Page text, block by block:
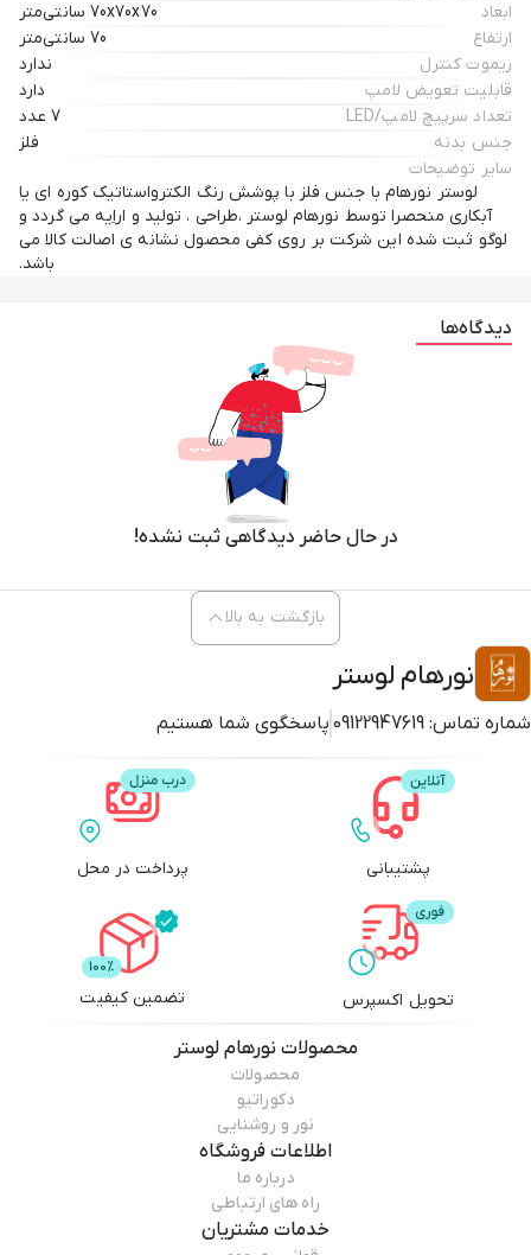
باشد
ابعاد
70x70x70 سانتی‌متر
ارتفاع
70 سانتی‌متر
ریموت کنترل
ندارد
قابلیت تعویض لامپ
دارد
تعداد سرپیچ لامپ/LED
7 عدد
جنس بدنه
فلز
سایر توضیحات
لوستر نورهام با جنس فلز با پوشش رنگ الکترواستاتیک کوره ای یا
آبکاری منحصرا توسط نورهام لوستر ،طراحی ، تولید و اراِیه می گردد و
لوگو ثبت شده این شرکت بر روی کفی محصول نشانه ی اصالت کالا می
باشد.
دیدگاه‌ها
در حال حاضر دیدگاهی ثبت نشده!
نورهام لوستر
شماره تماس: 09122947619 پاسخگوی شما هستیم
بازگشت به بالا
پشتیبانی پرداخت در محل
تحویل اکسپرس تضمین کیفیت
محصولات نورهام لوستر
محصولات
دکوراتیو
نور و روشنایی
اطلاعات فروشگاه
درباره ما
راه های ارتباطی
خدمات مشتریان